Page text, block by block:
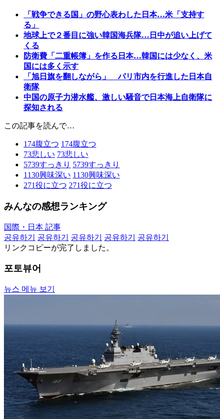
「戦争できる国」の野心表わした日本…米「支持す
る」
地球上で２番目に強い韓国海兵隊…日中が追い上げて
くる
防衛費「二重帳簿」を作る日本…韓国には少なく、米
国には多く示す
「旭日旗を翻しながら」 パリ市内を行進した日本自
衛隊
中国の原子力潜水艦、激しい騒音で日本海上自衛隊に
探知される
この記事を読んで…
174腹立つ 174腹立つ
73悲しい 73悲しい
5739すっきり 5739すっきり
1130興味深い 1130興味深い
271役に立つ 271役に立つ
みんなの感想ランキング
国際・日本 記事
공유하기
공유하기 공유하기 공유하기
공유하기
リンクコピーが完了しました。
포토뷰어
뉴스 메뉴 보기